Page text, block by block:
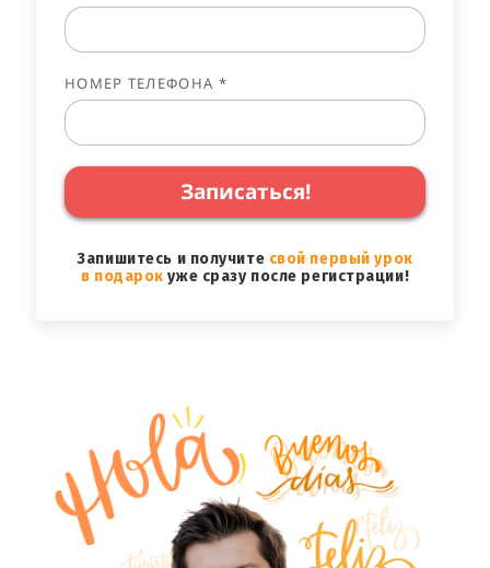
НОМЕР ТЕЛЕФОНА *
Записаться!
Запишитесь и получите свой первый урок
в подарок уже сразу после регистрации!